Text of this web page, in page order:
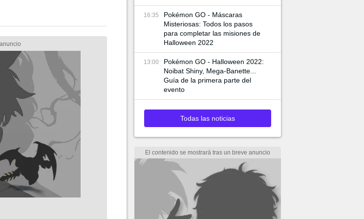
16:35
Pokémon GO - Máscaras
Misteriosas: Todos los pasos
para completar las misiones de
Halloween 2022
13:00
Pokémon GO - Halloween 2022:
Noibat Shiny, Mega-Banette...
Guía de la primera parte del
evento
Todas las noticias